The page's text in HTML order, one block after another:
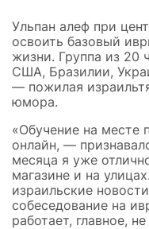
Ульпан алеф при
освоить базовый
жизни. Группа из 20
США, Бразилии,
— пожилая
юмора.
«Обучение на месте
онлайн, —
месяца я уже
магазине и на
израильские
собеседование на
работает, главное,